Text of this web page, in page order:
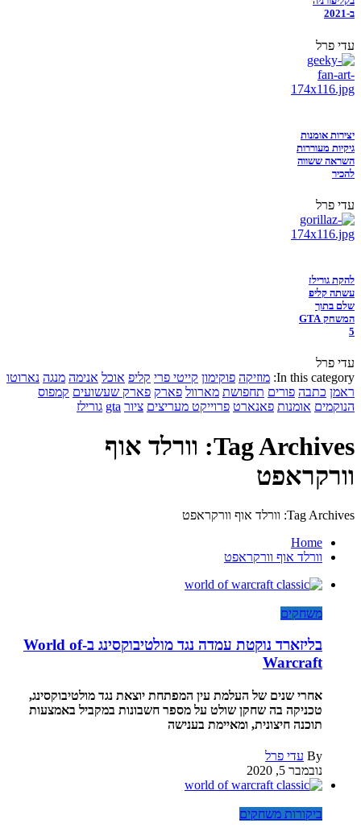
ב-2021
עדי פרל
יצירות אומנות
גיקיות מעוררות
השראה ששווה
להכיר
עדי פרל
להקת גורילז
עשתה קליפ
שלם בתוך
המשחק GTA
5
עדי פרל
In this category: מוזיקה פוקימון קייטי פרי קליפ אוכל אנימה מנגה נארוטו
ראמן כתבה פורים תחפושת מארוול פארק פארק שעשועים קמפוס
הנוקמים אומנות פאנארט פרוייקט מעריצים ציור gta גורילז
Tag Archives: וורלד אוף
וורקראפט
Tag Archives: וורלד אוף וורקראפט
Home
וורלד אוף וורקראפט
משחקים
בליזארד נוקטת עמדה נגד מולטיבוקסינג ב-World of
Warcraft
אחרי שנים של העלמת עין המפתחת יוצאת נגד מולטיבוקסינג,
טכניקה בה שחקן שולט על מספר חשבונות במקביל באמצעות
תוכנה חיצונית, ומאיימת בענישה
By עדי פרל
נובמבר 5, 2020
ביקורות משחקים